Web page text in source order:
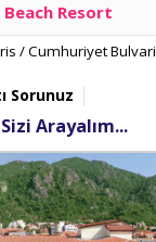
Resort
/ Cumhuriyet Bulvari
Sorunuz
Sizi Arayalım...